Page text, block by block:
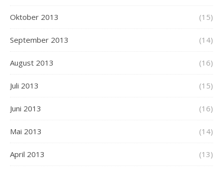
Oktober 2013 (15)
September 2013 (14)
August 2013 (16)
Juli 2013 (15)
Juni 2013 (16)
Mai 2013 (14)
April 2013 (13)